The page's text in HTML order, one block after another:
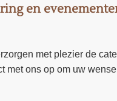
en
met plezier de
met ons op om uw